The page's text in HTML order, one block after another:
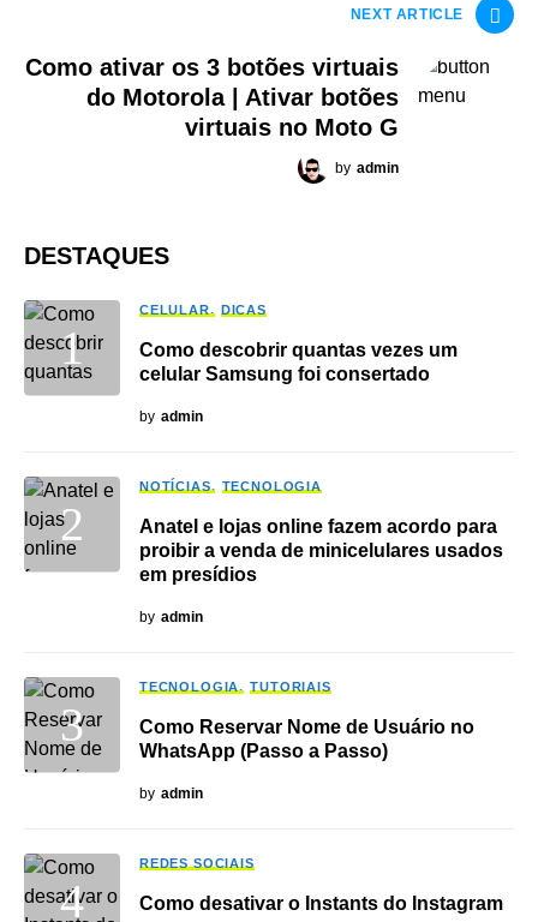
NEXT ARTICLE
Como ativar os 3 botões virtuais
do Motorola | Ativar botões
virtuais no Moto G
by admin
DESTAQUES
CELULAR DICAS
Como descobrir quantas vezes um
celular Samsung foi consertado
by admin
NOTÍCIAS TECNOLOGIA
Anatel e lojas online fazem acordo para
proibir a venda de minicelulares usados
em presídios
by admin
TECNOLOGIA TUTORIAIS
Como Reservar Nome de Usuário no
WhatsApp (Passo a Passo)
by admin
REDES SOCIAIS
Como desativar o Instants do Instagram